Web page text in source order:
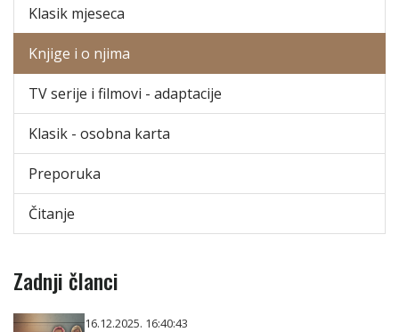
Klasik mjeseca
Knjige i o njima
TV serije i filmovi - adaptacije
Klasik - osobna karta
Preporuka
Čitanje
Zadnji članci
16.12.2025. 16:40:43